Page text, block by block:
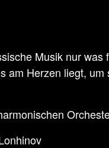
Musik nur
am Herzen liegt,